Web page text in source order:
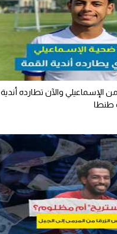
الإسماعيلي والآن تطارده
طنطا